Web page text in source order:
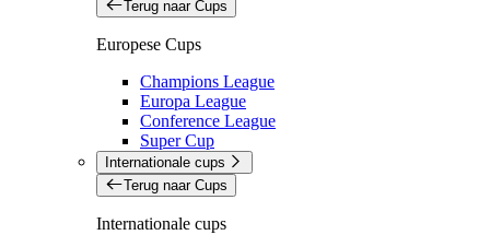
Terug naar Cups
Europese Cups
Champions League
Europa League
Conference League
Super Cup
Internationale cups
Terug naar Cups
Internationale cups